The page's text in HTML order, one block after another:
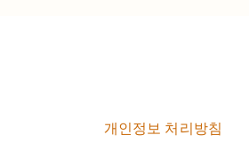
개인정보 처리방침